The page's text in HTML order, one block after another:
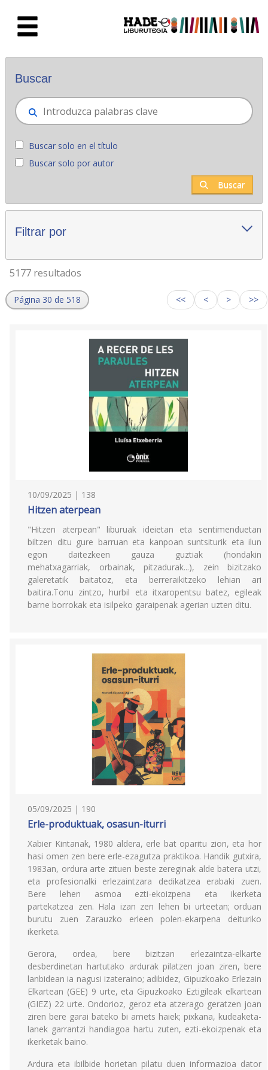
Novedades - Liburutegia
Buscar
Buscar solo en el título
Buscar solo por autor
Buscar
Filtrar por
5177 resultados
Página 30 de 518 << < > >>
10/09/2025 | 138
Hitzen aterpean
"Hitzen aterpean" liburuak ideietan eta sentimenduetan
biltzen ditu gure barruan eta kanpoan suntsiturik eta ilun
egon daitezkeen gauza guztiak (hondakin
mehatxagarriak, orbainak, pitzadurak...), zein bizitzako
galeretatik baitatoz, eta berreraikitzeko lehian ari
baitira.Tonu zintzo, hurbil eta itxaropentsu batez, egileak
barne borrokak eta isilpeko garaipenak agerian uzten ditu.
05/09/2025 | 190
Erle-produktuak, osasun-iturri
Xabier Kintanak, 1980 aldera, erle bat oparitu zion, eta hor
hasi omen zen bere erle-ezagutza praktikoa. Handik gutxira,
1983an, ordura arte zituen beste zereginak alde batera utzi,
eta profesionalki erlezaintzara dedikatzea erabaki zuen.
Bere lehen asmoa ezti-ekoizpena eta ikerketa
partekatzea zen. Hala izan zen lehen bi urteetan; orduan
burutu zuen Zarauzko erleen polen-ekarpena deituriko
ikerketa.
Gerora, ordea, bere bizitzan erlezaintza-elkarte
desberdinetan hartutako ardurak pilatzen joan ziren, bere
lanbidean ia nagusi izateraino; adibidez, Gipuzkoako Erlezain
Elkartean (GEE) 9 urte, eta Gipuzkoako Eztigileak elkartean
(GIEZ) 22 urte. Ondorioz, geroz eta atzerago geratzen joan
ziren bere garai bateko bi amets haiek; pixkana, kudeaketa-
lanek garrantzi handiagoa hartu zuten, ezti-ekoizpenak eta
ikerketak baino.
Ardura eta ibilbide horietan pilatu duen informazioa dator